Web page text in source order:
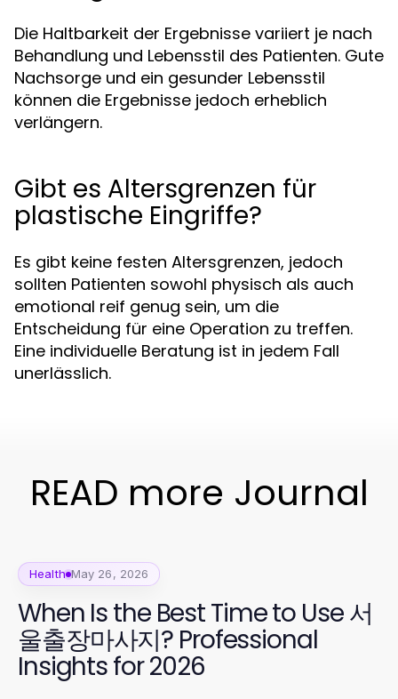
Die Haltbarkeit der Ergebnisse variiert je nach
Behandlung und Lebensstil des Patienten. Gute
Nachsorge und ein gesunder Lebensstil
können die Ergebnisse jedoch erheblich
verlängern.
Gibt es Altersgrenzen für
plastische Eingriffe?
Es gibt keine festen Altersgrenzen, jedoch
sollten Patienten sowohl physisch als auch
emotional reif genug sein, um die
Entscheidung für eine Operation zu treffen.
Eine individuelle Beratung ist in jedem Fall
unerlässlich.
READ more Journal
Health May 26, 2026
When Is the Best Time to Use 서
울출장마사지? Professional
Insights for 2026